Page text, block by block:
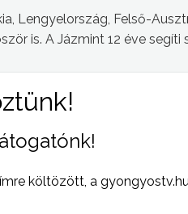
Lengyelország, Felső-
is. A Jázmint 12 éve segíti
majd fesztiválszámmá
velünk a
költözött, a